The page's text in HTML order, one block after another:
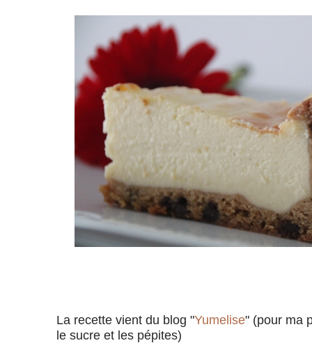
La recette vient du blog "Yumelise" (pour ma
le sucre et les pépites)